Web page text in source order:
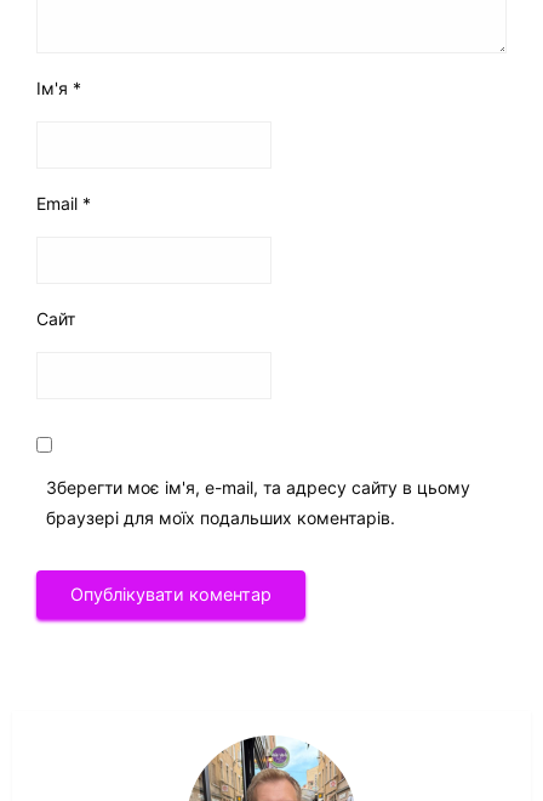
Ім'я *
Email *
Сайт
Зберегти моє ім'я, e-mail, та адресу сайту в цьому
браузері для моїх подальших коментарів.